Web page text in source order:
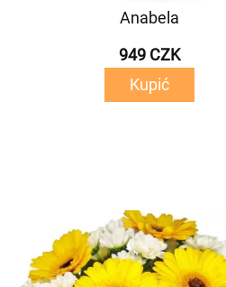
Anabela
949 CZK
Kupić